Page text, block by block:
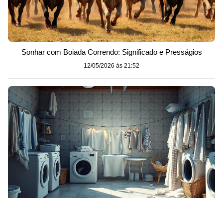
Sonhar com Boiada Correndo: Significado e Presságios
12/05/2026 às 21:52